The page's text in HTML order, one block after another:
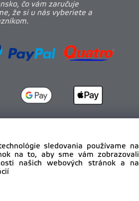
čo vám zaručuje
že si u nás vyberiete a
| DAHA s.r.o.
sledovania používame na
na to, aby sme vám zobrazovali
našich webových stránok a na